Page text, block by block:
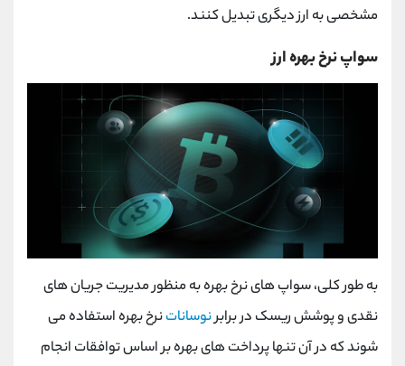
مشخصی به ارز دیگری تبدیل کنند.
سواپ نرخ بهره ارز
به طور کلی، سواپ ‌های نرخ بهره به منظور مدیریت جریان ‌های
نقدی و پوشش ریسک در برابرنوساناتنرخ بهره استفاده می
‌شوند که در آن تنها پرداخت‌ های بهره بر اساس توافقات انجام